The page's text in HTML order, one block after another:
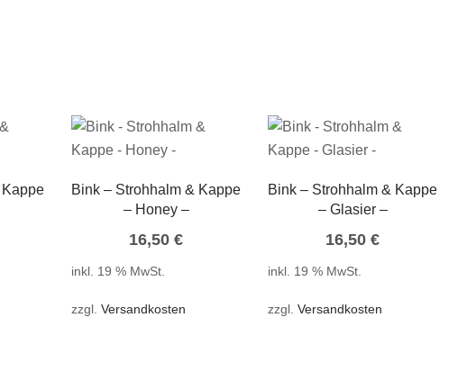
Bink – Strohhalm & Kappe
– Honey –
16,50 €
inkl. 19 % MwSt.
zzgl. Versandkosten
Bink – Strohhalm & Kappe
– Glasier –
16,50 €
inkl. 19 % MwSt.
zzgl. Versandkosten